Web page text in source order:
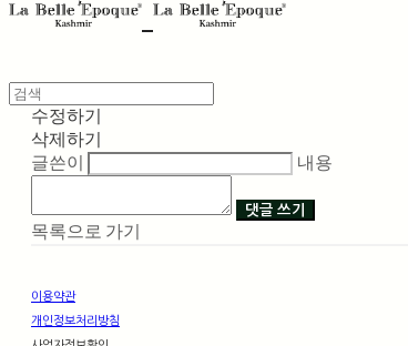
수정하기
삭제하기
글쓴이
내용
댓글 쓰기
목록으로 가기
이용약관
개인정보처리방침